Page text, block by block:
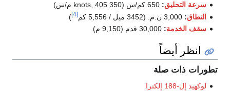
سرعة التحليق: 650 كم/س (350 knots, 405 م/س)
النطاق: 3,000 ن.م. (3452 ميل / 5,556 كم [4]
)
سقف الخدمة: 30,000 قدم (9,150 م)
انظر أيضاً
تطورات ذات صلة
لوكهيد إل-188 إلكترا